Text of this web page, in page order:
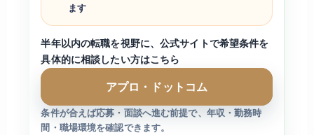
ます
半年以内の転職を視野に、公式サイトで希望条件を
具体的に相談したい方はこちら
アプロ・ドットコム
条件が合えば応募・面談へ進む前提で、年収・勤務時
間・職場環境を確認できます。